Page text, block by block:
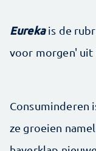
Eurekais de
voor morgen' uit
Consuminderen
ze groeien